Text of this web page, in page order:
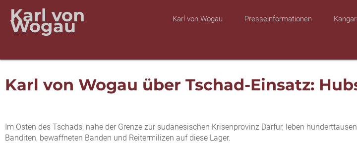
Karl von
Wogau Karl von Wogau Presseinformationen
Karl von Wogau über Tschad-Einsatz:
Im Osten des Tschads, nahe der Grenze zur sudanesischen Krisenprovinz Darfur, leben
Banditen, bewaffneten Banden und Reitermilizen auf diese Lager.